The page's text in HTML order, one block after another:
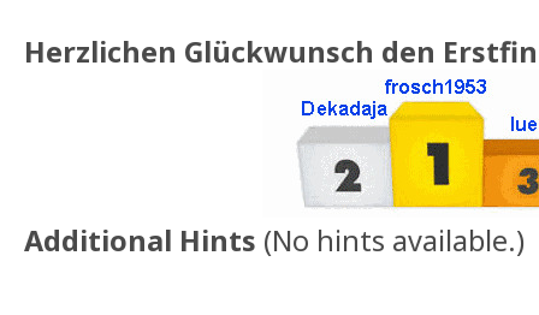
Herzlichen Glückwunsch den
Additional Hints (No hints available.)